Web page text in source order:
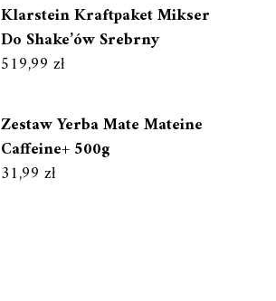
Klarstein Kraftpaket Mikser
Do Shake’ów Srebrny
519,99 zł
Zestaw Yerba Mate Mateine
Caffeine+ 500g
31,99 zł